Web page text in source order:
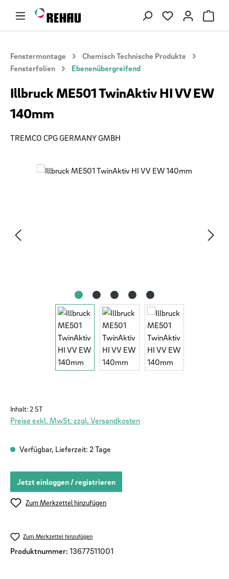
Zum Hauptinhalt springen Du hast 0
Fenstermontage
Chemisch Technische Produkte
Fensterfolien
Ebenenübergreifend
Illbruck ME501 TwinAktiv HI VV EW
140mm
TREMCO CPG GERMANY GMBH
Bildergalerie überspringen
Inhalt:2 ST
Preise exkl. MwSt. zzgl. Versandkosten
Verfügbar, Lieferzeit: 2 Tage
Jetzt einloggen / registrieren
Zum Merkzettel hinzufügen
Zum Merkzettel hinzufügen
Produktnummer: 13677511001